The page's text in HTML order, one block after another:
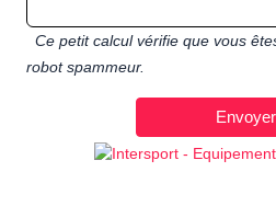
Ce petit calcul vérifie que vous
robot spammeur.